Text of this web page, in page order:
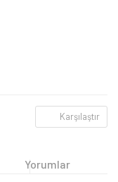
Karşılaştır
Yorumlar